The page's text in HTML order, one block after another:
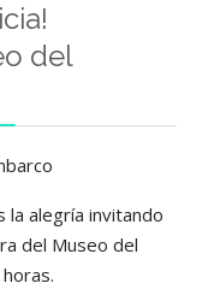
del
alegría invitando
del Museo del